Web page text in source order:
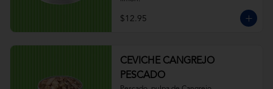
$12.95
CEVICHE CANGREJO
PESCADO